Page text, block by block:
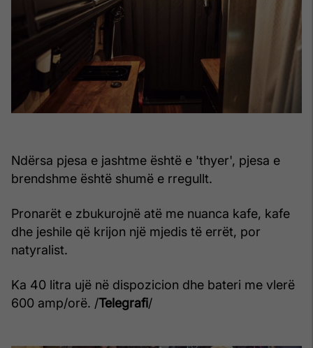
Ndërsa pjesa e jashtme është e 'thyer', pjesa e
brendshme është shumë e rregullt.
Pronarët e zbukurojnë atë me nuanca kafe, kafe
dhe jeshile që krijon një mjedis të errët, por
natyralist.
Ka 40 litra ujë në dispozicion dhe bateri me vlerë
600 amp/orë. /Telegrafi/